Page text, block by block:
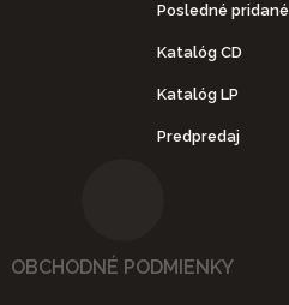
Posledné pridané
Katalóg CD
Katalóg LP
Predpredaj
OBCHODNÉ PODMIENKY